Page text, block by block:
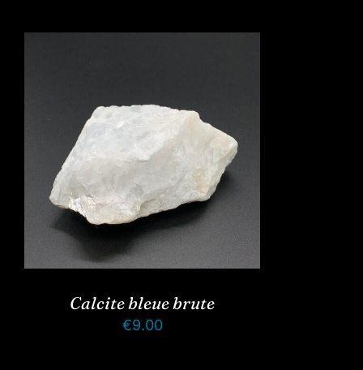
Calcite bleue brute
€9.00